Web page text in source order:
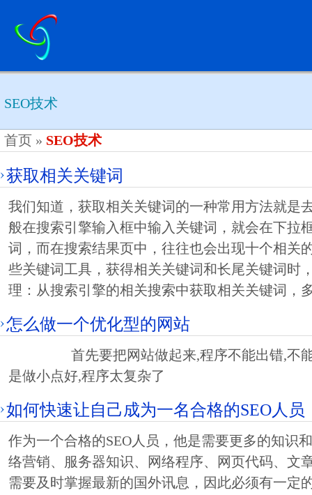
SEO技术
首页 » SEO技术
获取相关关键词
我们知道，获取相关关键词的一种常用方法就是
般在搜索引擎输入框中输入关键词，就会在下拉
词，而在搜索结果页中，往往也会出现十个相关
些关键词工具，获得相关关键词和长尾关键词时
理：从搜索引擎的相关搜索中获取相关关键词，
怎么做一个优化型的网站
首先要把网站做起来,程序不能出错,不能
是做小点好,程序太复杂了
如何快速让自己成为一名合格的SEO人员
作为一个合格的SEO人员，他是需要更多的知识
络营销、服务器知识、网络程序、网页代码、文
需要及时掌握最新的国外讯息，因此必须有一定